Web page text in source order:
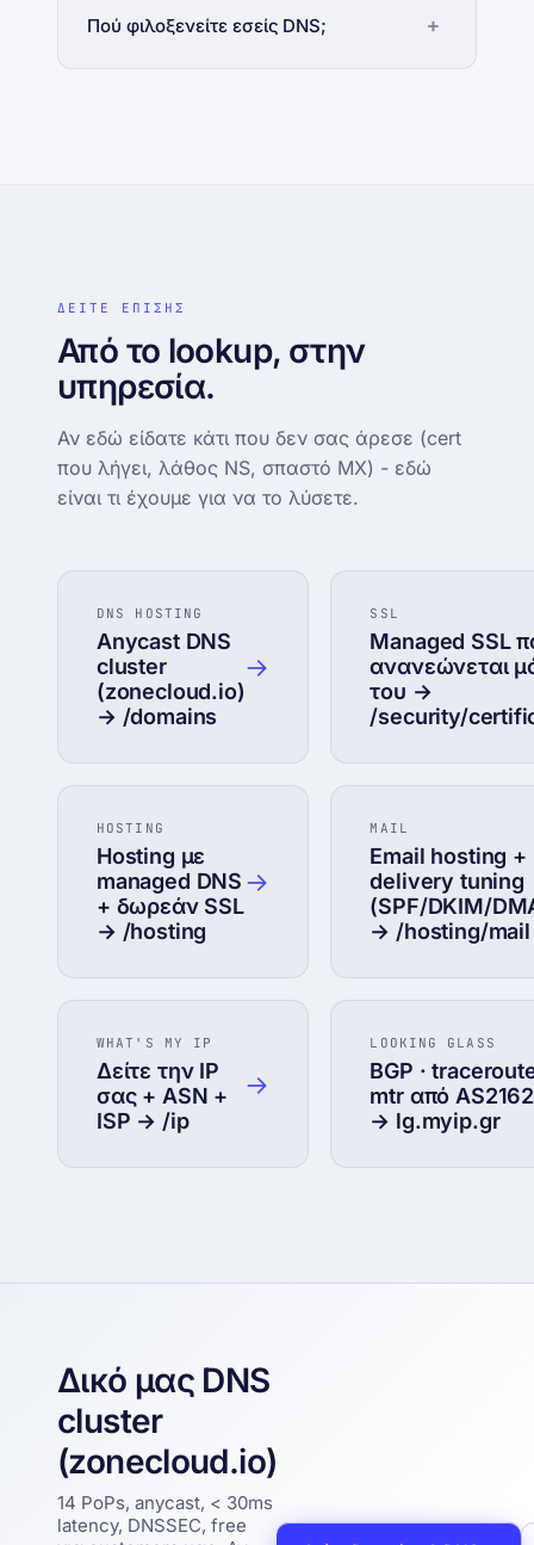
Πού φιλοξενείτε εσείς DNS;
ΔΕΙΤΕ ΕΠΙΣΗΣ
Από το lookup, στην
υπηρεσία.
Αν εδώ είδατε κάτι που δεν σας άρεσε (cert
που λήγει, λάθος NS, σπαστό MX) - εδώ
είναι τι έχουμε για να το λύσετε.
DNS HOSTING
Anycast DNS
cluster
(zonecloud.io)
→ /domains
→
SSL
Managed SSL
ανανεώνεται
του →
/security/
HOSTING
Hosting με
managed DNS
+ δωρεάν SSL
→ /hosting
→
MAIL
Email hosting +
delivery tuning
(SPF/DKIM/
→ /hosting/mail
WHAT'S MY IP
Δείτε την IP
σας + ASN +
ISP → /ip
→
LOOKING GLASS
BGP ·
mtr από
→ lg.myip.gr
Δικό μας DNS
cluster
(zonecloud.io)
14 PoPs, anycast, < 30ms
latency, DNSSEC, free